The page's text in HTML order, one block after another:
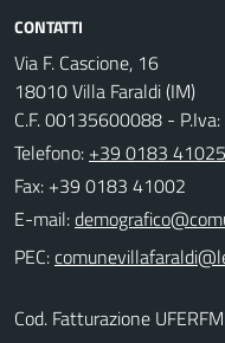
CONTATTI
Via F. Cascione, 16
18010 Villa Faraldi (IM)
C.F. 00135600088 -
Telefono: +39 0183 41025
Fax: +39 0183 41002
E-mail:
PEC:
Cod. Fatturazione UFERFM